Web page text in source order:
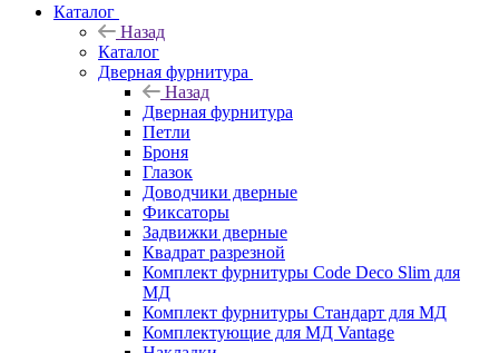
Каталог
Назад
Каталог
Дверная фурнитура
Назад
Дверная фурнитура
Петли
Броня
Глазок
Доводчики дверные
Фиксаторы
Задвижки дверные
Квадрат разрезной
Комплект фурнитуры Code Deco Slim для
МД
Комплект фурнитуры Стандарт для МД
Комплектующие для МД Vantage